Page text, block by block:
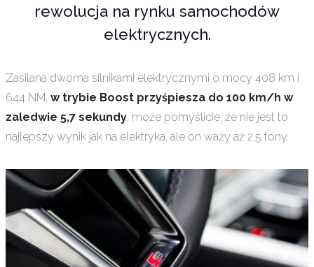
rewolucja na rynku samochodów
elektrycznych.
Zasilana dwoma silnikami elektrycznymi o mocy 408 km i
644 NM, w trybie Boost przyśpiesza do 100 km/h w
zaledwie 5,7 sekundy, może pomyślicie, że nie jest to
najlepszy wynik jak na elektryka, ale on waży aż 2,5 tony.